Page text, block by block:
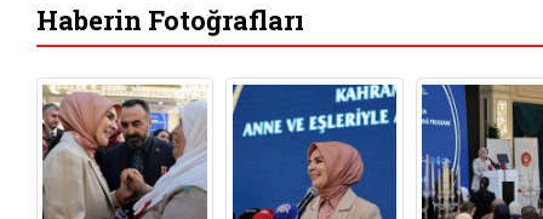
Haberin Fotoğrafları